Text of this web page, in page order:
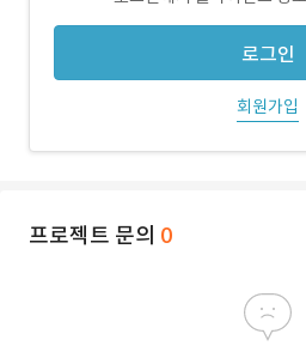
로그인
회원가입
프로젝트 문의 0